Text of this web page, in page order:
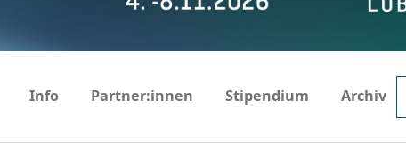
Info Partner:innen Stipendium Archiv